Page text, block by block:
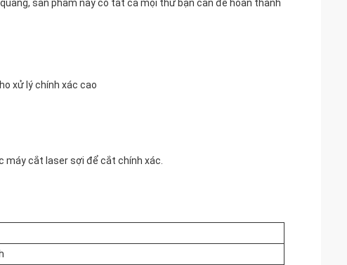
sản phẩm này có tất cả mọi thứ bạn cần để hoàn thành
xử lý chính xác cao
máy cắt laser sợi để cắt chính xác.